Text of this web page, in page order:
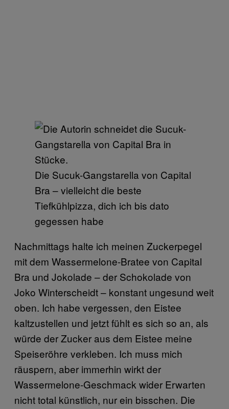
Die Sucuk-Gangstarella von Capital
Bra – vielleicht die beste
Tiefkühlpizza, dich ich bis dato
gegessen habe
Nachmittags halte ich meinen Zuckerpegel
mit dem Wassermelone-Bratee von Capital
Bra und Jokolade – der Schokolade von
Joko Winterscheidt – konstant ungesund weit
oben. Ich habe vergessen, den Eistee
kaltzustellen und jetzt fühlt es sich so an, als
würde der Zucker aus dem Eistee meine
Speiseröhre verkleben. Ich muss mich
räuspern, aber immerhin wirkt der
Wassermelone-Geschmack wider Erwarten
nicht total künstlich, nur ein bisschen. Die